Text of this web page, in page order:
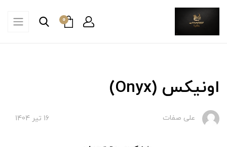
0
اونیکس (Onyx)
علی صفات 16 تير 1404